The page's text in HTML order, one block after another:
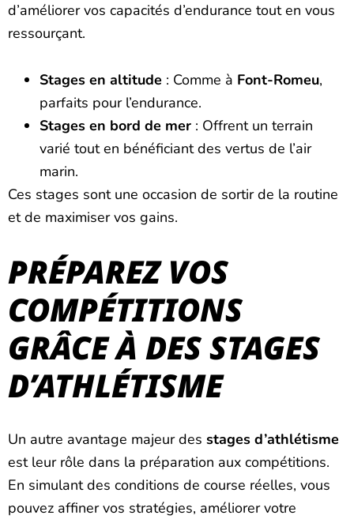
d’améliorer vos capacités d’endurance tout en vous
ressourçant.
Stages en altitude : Comme à Font-Romeu,
parfaits pour l’endurance.
Stages en bord de mer : Offrent un terrain
varié tout en bénéficiant des vertus de l’air
marin.
Ces stages sont une occasion de sortir de la routine
et de maximiser vos gains.
PRÉPAREZ VOS
COMPÉTITIONS
GRÂCE À DES STAGES
D’ATHLÉTISME
Un autre avantage majeur des stages d’athlétisme
est leur rôle dans la préparation aux compétitions.
En simulant des conditions de course réelles, vous
pouvez affiner vos stratégies, améliorer votre